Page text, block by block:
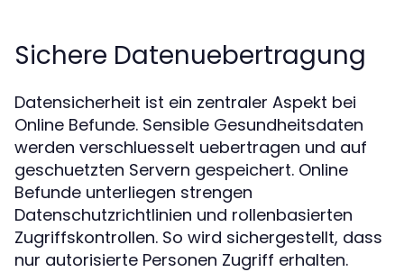
Sichere Datenuebertragung
Datensicherheit ist ein zentraler Aspekt bei
Online Befunde. Sensible Gesundheitsdaten
werden verschluesselt uebertragen und auf
geschuetzten Servern gespeichert. Online
Befunde unterliegen strengen
Datenschutzrichtlinien und rollenbasierten
Zugriffskontrollen. So wird sichergestellt, dass
nur autorisierte Personen Zugriff erhalten.